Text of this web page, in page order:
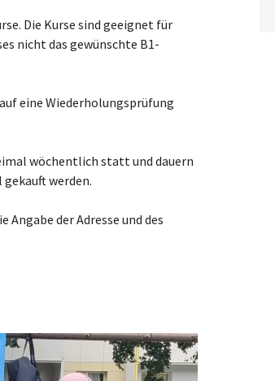
Die Kurse sind geeignet für
nicht das gewünschte B1-
eine Wiederholungsprüfung
wöchentlich statt und dauern
werden.
Angabe der Adresse und des